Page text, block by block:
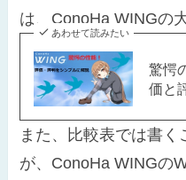
は、ConoHa WINGの
あわせて読みたい
驚愕
価と
また、比較表では書
が、ConoHa WINGの